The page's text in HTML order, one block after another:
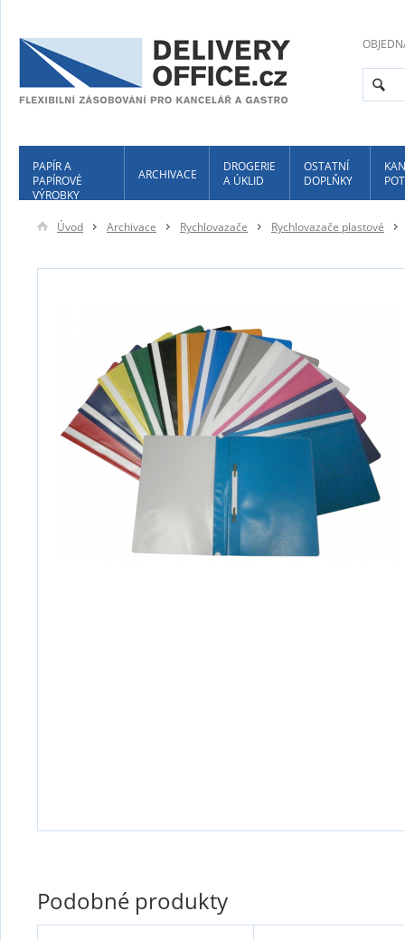
PAPÍR A
PAPÍROVÉ
VÝROBKY
ARCHIVACE
DROGERIE
A ÚKLID
OSTATNÍ
DOPLŇKY
Úvod Archivace Rychlovazače Rychlovazače plastové
Podobné produkty